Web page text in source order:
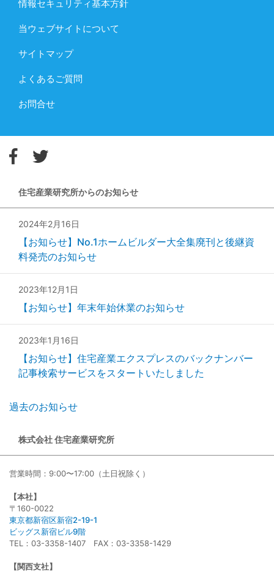
情報セキュリティ基本方針
当ウェブサイトについて
サイトマップ
よくあるご質問
お問合せ
住宅産業研究所からのお知らせ
2024年2月16日
【お知らせ】No.1ホームビルダー大全集廃刊と後継資
料発売のお知らせ
2023年12月1日
【お知らせ】年末年始休業のお知らせ
2023年1月16日
【お知らせ】住宅産業エクスプレスのバックナンバー
記事検索サービスをスタートいたしました
過去のお知らせ
株式会社 住宅産業研究所
営業時間：9:00〜17:00（土日祝除く）
【本社】
〒160-0022
東京都新宿区新宿2-19-1
ビッグス新宿ビル9階
TEL：03-3358-1407 FAX：03-3358-1429
【関西支社】